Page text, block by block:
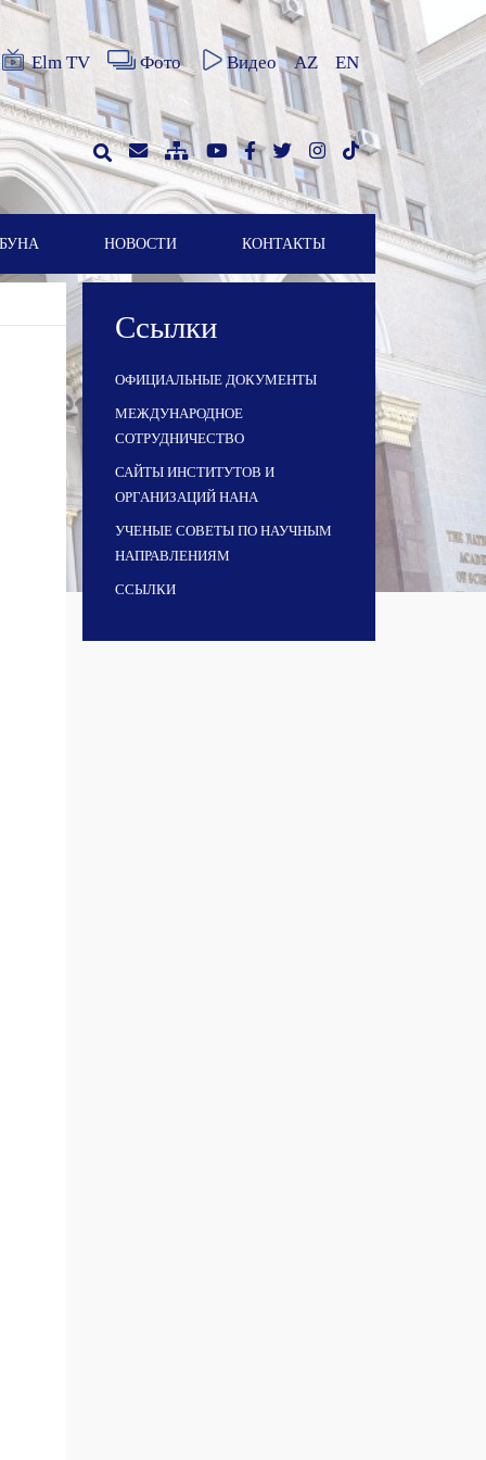
Elm TV Фото Видео AZ EN
НОВОСТИ КОНТАКТЫ
Ссылки
ОФИЦИАЛЬНЫЕ ДОКУМЕНТЫ
МЕЖДУНАРОДНОЕ
СОТРУДНИЧЕСТВО
САЙТЫ ИНСТИТУТОВ И
ОРГАНИЗАЦИЙ НАНА
УЧЕНЫЕ СОВЕТЫ ПО НАУЧНЫМ
НАПРАВЛЕНИЯМ
ССЫЛКИ